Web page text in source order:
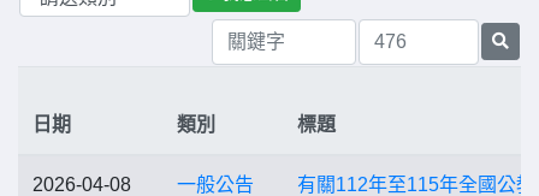
日期 類別 標題
2026-04-08 一般公告
有關112年至115年全國公教